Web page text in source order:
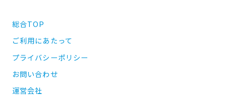
総合TOP
ご利用にあたって
プライバシーポリシー
お問い合わせ
運営会社